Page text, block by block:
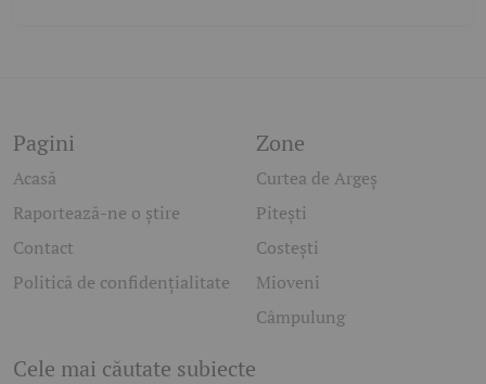
Pagini
Acasă
Raportează-ne o știre
Contact
Politică de confidențialitate
Zone
Curtea de Argeș
Pitești
Costești
Mioveni
Câmpulung
Cele mai căutate subiecte